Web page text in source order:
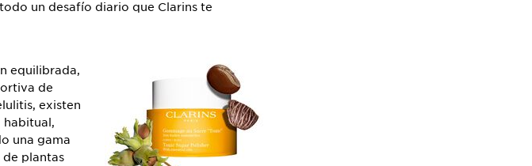
un desafío diario que Clarins te
equilibrada,
de
existen
habitual,
una gama
plantas